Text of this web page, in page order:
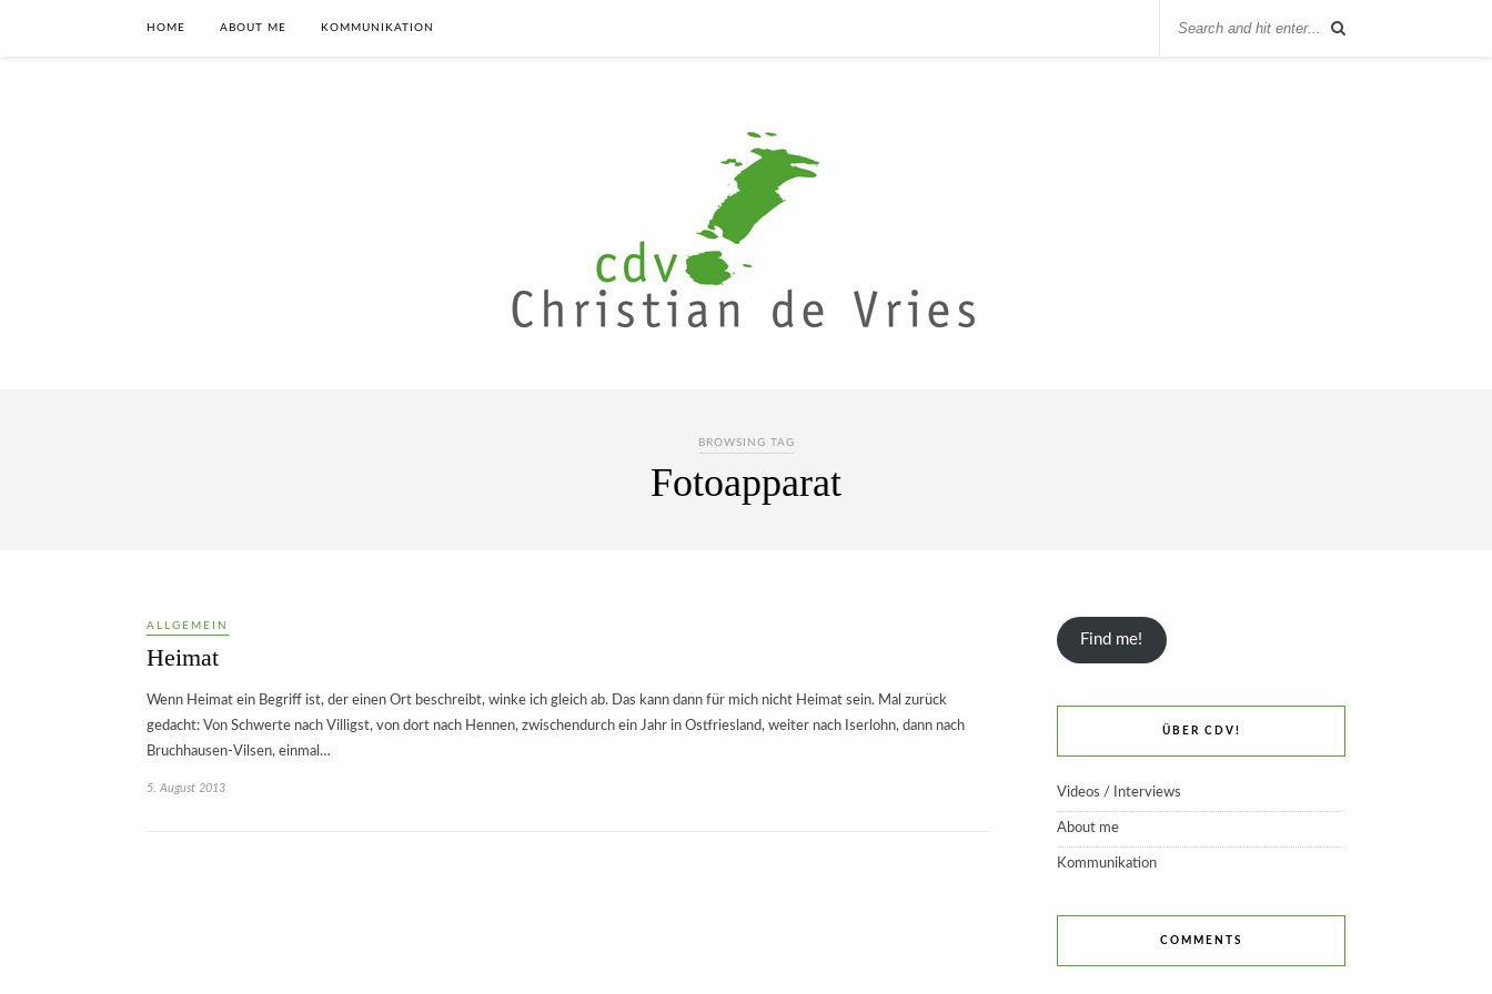
HOME ABOUT ME KOMMUNIKATION
BROWSING TAG
Fotoapparat
ALLGEMEIN
Heimat
Wenn Heimat ein Begriff ist, der einen Ort beschreibt, winke ich gleich ab. Das kann dann für mich nicht Heimat sein. Mal zurück
gedacht: Von Schwerte nach Villigst, von dort nach Hennen, zwischendurch ein Jahr in Ostfriesland, weiter nach Iserlohn, dann nach
Bruchhausen-Vilsen, einmal…
5. August 2013
Find me!
ÜBER CDV!
Videos / Interviews
About me
Kommunikation
COMMENTS